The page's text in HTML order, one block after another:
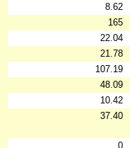
8.62
165
22.04
21.78
107.19
48.09
10.42
37.40
0